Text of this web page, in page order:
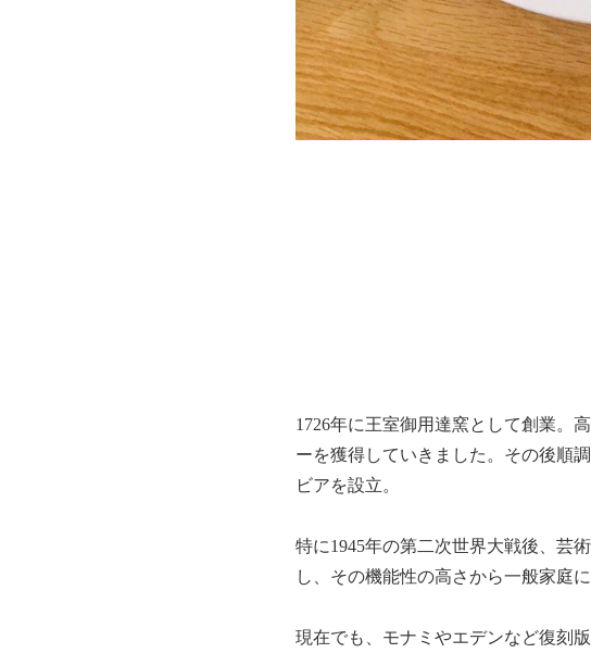
1726年に王室御用達窯として創業。
ーを獲得していきました。その後順
ビアを設立。
特に1945年の第二次世界大戦後、芸
し、その機能性の高さから一般家庭
現在でも、モナミやエデンなど復刻